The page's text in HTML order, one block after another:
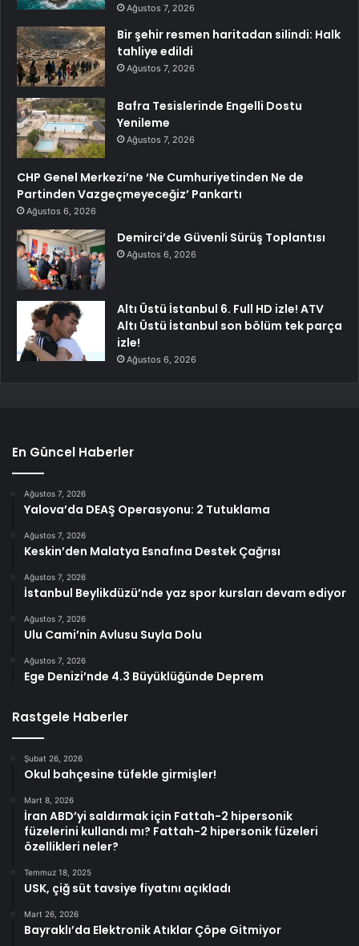
Ağustos 7, 2026
Bir şehir resmen haritadan silindi: Halk
tahliye edildi
Ağustos 7, 2026
Bafra Tesislerinde Engelli Dostu
Yenileme
Ağustos 7, 2026
CHP Genel Merkezi’ne ‘Ne Cumhuriyetinden Ne de
Partinden Vazgeçmeyeceğiz’ Pankartı
Ağustos 6, 2026
Demirci’de Güvenli Sürüş Toplantısı
Ağustos 6, 2026
Altı Üstü İstanbul 6. Full HD izle! ATV
Altı Üstü İstanbul son bölüm tek parça
izle!
Ağustos 6, 2026
En Güncel Haberler
Ağustos 7, 2026
Yalova’da DEAŞ Operasyonu: 2 Tutuklama
Ağustos 7, 2026
Keskin’den Malatya Esnafına Destek Çağrısı
Ağustos 7, 2026
İstanbul Beylikdüzü’nde yaz spor kursları devam ediyor
Ağustos 7, 2026
Ulu Cami’nin Avlusu Suyla Dolu
Ağustos 7, 2026
Ege Denizi’nde 4.3 Büyüklüğünde Deprem
Rastgele Haberler
Şubat 26, 2026
Okul bahçesine tüfekle girmişler!
Mart 8, 2026
İran ABD’yi saldırmak için Fattah-2 hipersonik
füzelerini kullandı mı? Fattah-2 hipersonik füzeleri
özellikleri neler?
Temmuz 18, 2025
USK, çiğ süt tavsiye fiyatını açıkladı
Mart 26, 2026
Bayraklı’da Elektronik Atıklar Çöpe Gitmiyor